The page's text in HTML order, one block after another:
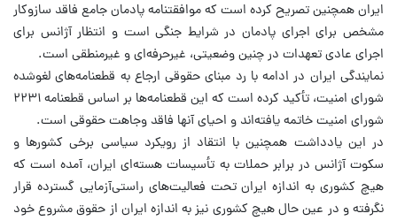
ایران همچنین تصریح کرده است که موافقتنامه پادمان جامع فاقد سازوکار
مشخص برای اجرای پادمان در شرایط جنگی است و انتظار آژانس برای
اجرای عادی تعهدات در چنین وضعیتی، غیرحرفه‌ای و غیرمنطقی است.
نمایندگی ایران در ادامه با رد مبنای حقوقی ارجاع به قطعنامه‌های لغوشده
شورای امنیت، تأکید کرده است که این قطعنامه‌ها بر اساس قطعنامه ۲۲۳۱
شورای امنیت خاتمه یافته‌اند و احیای آنها فاقد وجاهت حقوقی است.
در این یادداشت همچنین با انتقاد از رویکرد سیاسی برخی کشورها و
سکوت آژانس در برابر حملات به تأسیسات هسته‌ای ایران، آمده است که
هیچ کشوری به اندازه ایران تحت فعالیت‌های راستی‌آزمایی گسترده قرار
نگرفته و در عین حال هیچ کشوری نیز به اندازه ایران از حقوق مشروع خود